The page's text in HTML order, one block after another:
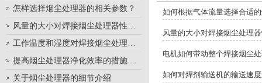
怎样选择烟尘处理器的相关参数？
关于烟尘处理器的细节介绍
如何根据气体流量选择合适
风量的大小对焊接烟尘处理
电机如何带动整个焊接烟尘
如何对焊剂输送机的输送速